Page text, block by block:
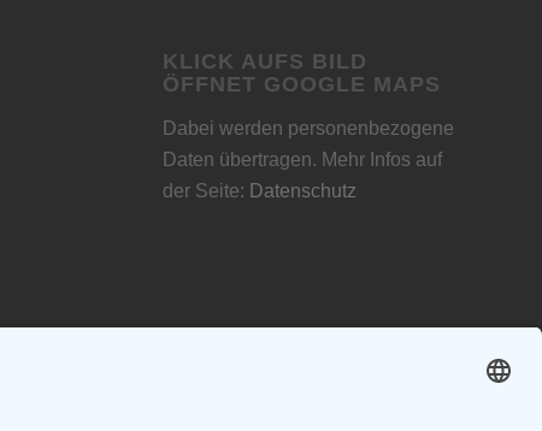
KLICK AUFS BILD
ÖFFNET GOOGLE MAPS
Dabei werden personenbezogene
Daten übertragen. Mehr Infos auf
der Seite: Datenschutz